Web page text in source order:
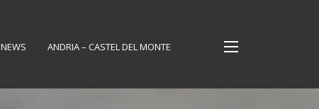
NEWS ANDRIA – CASTEL DEL MONTE